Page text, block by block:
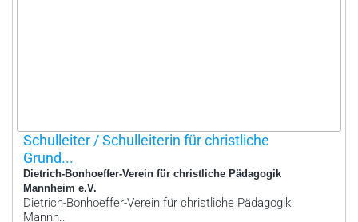
Schulleiter / Schulleiterin für christliche
Grund...
Dietrich-Bonhoeffer-Verein für christliche Pädagogik
Mannheim e.V.
Dietrich-Bonhoeffer-Verein für christliche Pädagogik
Mannh..